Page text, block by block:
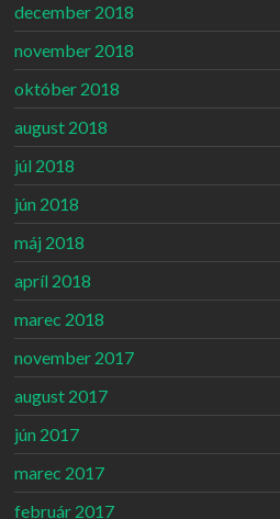
december 2018
november 2018
október 2018
august 2018
júl 2018
jún 2018
máj 2018
apríl 2018
marec 2018
november 2017
august 2017
jún 2017
marec 2017
február 2017